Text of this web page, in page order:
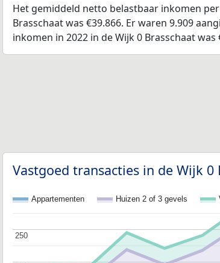
Het gemiddeld netto belastbaar inkomen
Brasschaat was €39.866. Er waren 9.909
inkomen in 2022 in de Wijk 0 Brasschaat was
Vastgoed transacties in de Wijk 0
Appartementen Huizen 2 of 3 gevels
250
250